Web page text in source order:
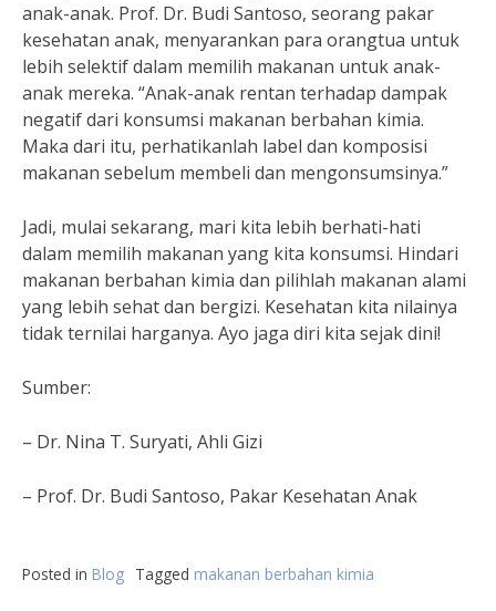
anak-anak. Prof. Dr. Budi Santoso, seorang pakar
kesehatan anak, menyarankan para orangtua untuk
lebih selektif dalam memilih makanan untuk anak-
anak mereka. “Anak-anak rentan terhadap dampak
negatif dari konsumsi makanan berbahan kimia.
Maka dari itu, perhatikanlah label dan komposisi
makanan sebelum membeli dan mengonsumsinya.”
Jadi, mulai sekarang, mari kita lebih berhati-hati
dalam memilih makanan yang kita konsumsi. Hindari
makanan berbahan kimia dan pilihlah makanan alami
yang lebih sehat dan bergizi. Kesehatan kita nilainya
tidak ternilai harganya. Ayo jaga diri kita sejak dini!
Sumber:
– Dr. Nina T. Suryati, Ahli Gizi
– Prof. Dr. Budi Santoso, Pakar Kesehatan Anak
Posted in Blog Tagged makanan berbahan kimia